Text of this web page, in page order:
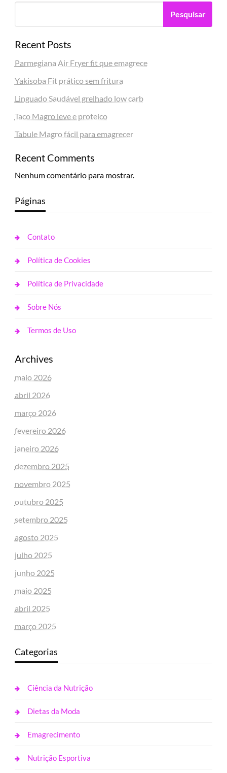
Pesquisar
Recent Posts
Parmegiana Air Fryer fit que emagrece
Yakisoba Fit prático sem fritura
Linguado Saudável grelhado low carb
Taco Magro leve e proteico
Tabule Magro fácil para emagrecer
Recent Comments
Nenhum comentário para mostrar.
Páginas
Contato
Política de Cookies
Política de Privacidade
Sobre Nós
Termos de Uso
Archives
maio 2026
abril 2026
março 2026
fevereiro 2026
janeiro 2026
dezembro 2025
novembro 2025
outubro 2025
setembro 2025
agosto 2025
julho 2025
junho 2025
maio 2025
abril 2025
março 2025
Categorias
Ciência da Nutrição
Dietas da Moda
Emagrecimento
Nutrição Esportiva